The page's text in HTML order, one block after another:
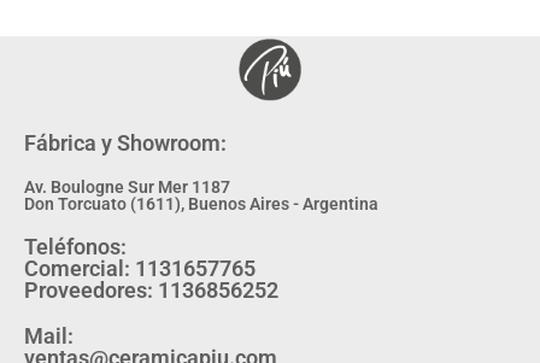
Fábrica y Showroom:
Av. Boulogne Sur Mer 1187
Don Torcuato (1611), Buenos Aires - Argentina
Teléfonos:
Comercial: 1131657765
Proveedores: 1136856252
Mail:
ventas@ceramicapiu.com